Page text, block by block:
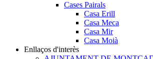
Cases Pairals
Casa Erill
Casa Meca
Casa Mir
Casa Moià
Enllaços d'interès